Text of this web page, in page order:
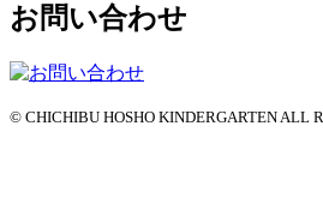
お問い合わせ
© CHICHIBU HOSHO KINDERGARTEN ALL